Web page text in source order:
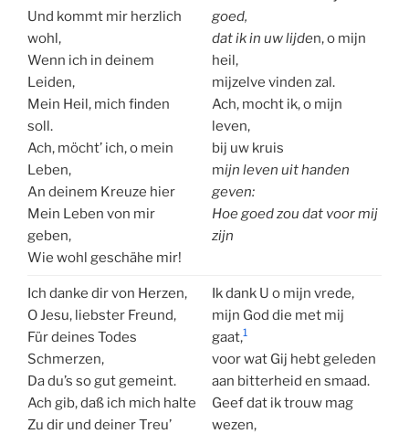
Und kommt mir herzlich
wohl,
Wenn ich in deinem
Leiden,
Mein Heil, mich finden
soll.
Ach, möcht’ ich, o mein
Leben,
An deinem Kreuze hier
Mein Leben von mir
geben,
Wie wohl geschähe mir!
goed,
dat ik in uw lijden, o mijn
heil,
mijzelve vinden zal.
Ach, mocht ik, o mijn
leven,
bij uw kruis
mijn leven uit handen
geven:
Hoe goed zou dat voor mij
zijn
Ich danke dir von Herzen,
O Jesu, liebster Freund,
Für deines Todes
Schmerzen,
Da du’s so gut gemeint.
Ach gib, daß ich mich halte
Zu dir und deiner Treu’
Ik dank U o mijn vrede,
mijn God die met mij
gaat,1
voor wat Gij hebt geleden
aan bitterheid en smaad.
Geef dat ik trouw mag
wezen,